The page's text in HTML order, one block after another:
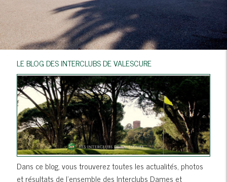
INTERCLUBS : INFOS ET BLOG
LE BLOG DES INTERCLUBS DE VALESCURE
Dans ce blog, vous trouverez toutes les actualités, photos
et résultats de l'ensemble des Interclubs Dames et